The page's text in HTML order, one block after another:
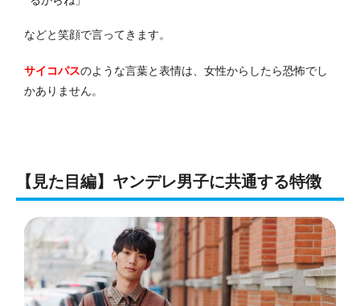
などと笑顔で言ってきます。
サイコパスのような言葉と表情は、女性からしたら恐怖でし
かありません。
【見た目編】ヤンデレ男子に共通する特徴